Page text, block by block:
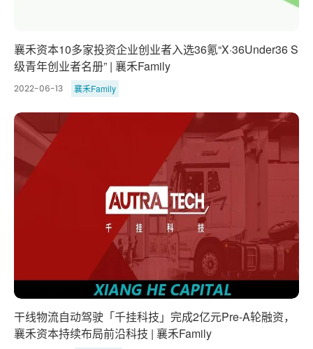
襄禾资本10多家投资企业创业者入选36氪“X·36Under36 S
级青年创业者名册” | 襄禾Family
2022-06-13 襄禾Family
干线物流自动驾驶「千挂科技」完成2亿元Pre-A轮融资，
襄禾资本持续布局前沿科技 | 襄禾Family